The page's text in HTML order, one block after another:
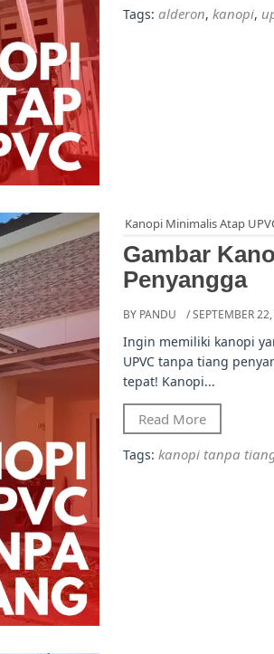
Tags:alderon,kanopi,
Kanopi Minimalis Atap
Gambar
Penyangga
BY PANDU / SEPTEMBER
Ingin memiliki kanopi
UPVC tanpa tiang
tepat! Kanopi...
Read More
Tags:kanopi tanpa